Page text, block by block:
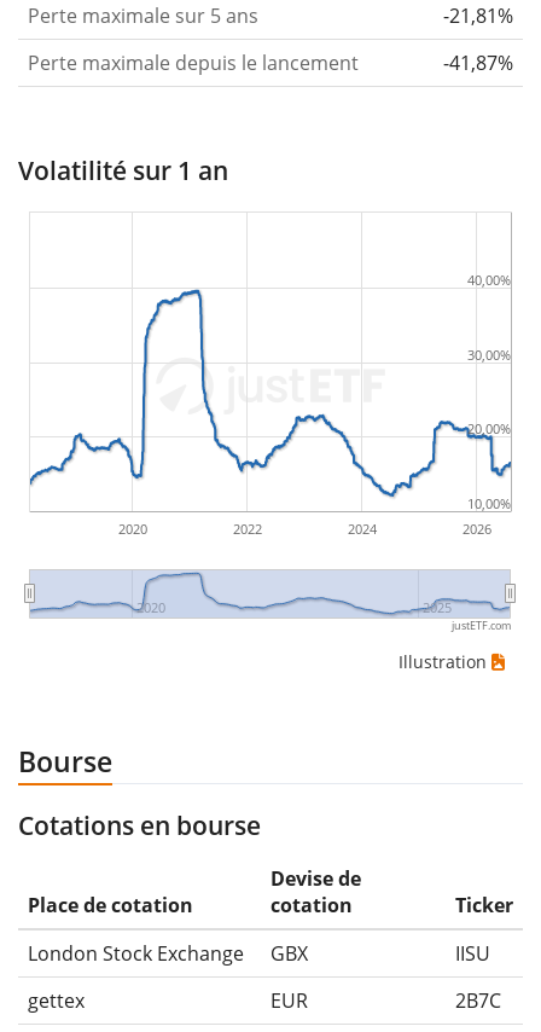
Perte maximale sur 5 ans
-21,81%
Perte maximale depuis le lancement
-41,87%
Volatilité sur 1 an
2020 2022 2024 2026
2020 2025
10,00%
20,00%
30,00%
40,00%
justETF.com
Illustration
Bourse
Cotations en bourse
Place de cotation
Devise de
cotation
Ticker
London Stock Exchange
GBX
IISU
gettex
EUR
2B7C